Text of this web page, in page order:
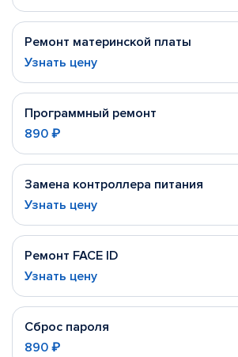
Ремонт материнской платы
Узнать цену
Программный ремонт
890 ₽
Замена контроллера питания
Узнать цену
Ремонт FACE ID
Узнать цену
Сброс пароля
890 ₽